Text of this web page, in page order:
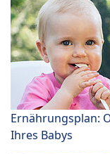
Ernährungsplan:
Ihres Babys